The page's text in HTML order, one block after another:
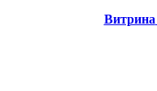
Витрина